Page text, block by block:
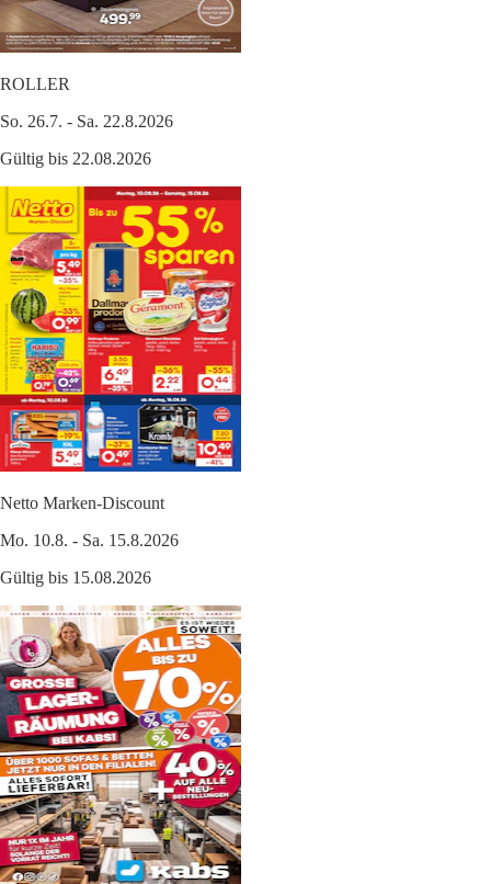
ROLLER
So. 26.7. - Sa. 22.8.2026
Gültig bis 22.08.2026
Netto Marken-Discount
Mo. 10.8. - Sa. 15.8.2026
Gültig bis 15.08.2026